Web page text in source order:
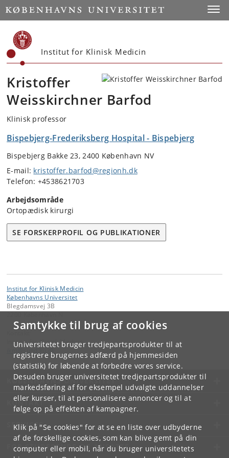
Samtykke til brug af cookies
Universitetet bruger tredjepartsprodukter til at
registrere brugernes adfærd på hjemmesiden
(statistik) for løbende at forbedre vores service.
Desuden bruger universitetet tredjepartsprodukter til
markedsføring af for eksempel udvalgte uddannelser
eller kurser, til at personalisere annoncer og til at
følge op på effekten af kampagner.
Klik på "Se cookies" for at se en liste over udbyderne
af de forskellige cookies, som kan blive gemt på din
computer eller mobil, når du bruger universitetets
Start
Institut for Klinisk Medicin
Kristoffer
Weisskirchner Barfod
Klinisk professor
Bispebjerg-Frederiksberg Hospital - Bispebjerg
Bispebjerg Bakke 23, 2400 København NV
E-mail: kristoffer.barfod@regionh.dk
Telefon: +4538621703
Arbejdsområde
Ortopædisk kirurgi
SE FORSKERPROFIL OG PUBLIKATIONER
Institut for Klinisk Medicin
Københavns Universitet
Blegdamsvej 3B
Institut for Klinisk Medicin
KØBENHAVNS UNIVERSITET
KONTAKT
SERVICES
FOR STUDERENDE OG ANSATTE